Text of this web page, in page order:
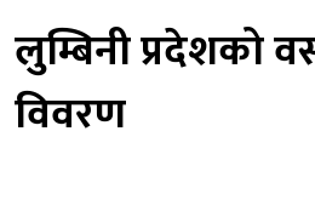
लुम्बिनी प्रदेशको
विवरण